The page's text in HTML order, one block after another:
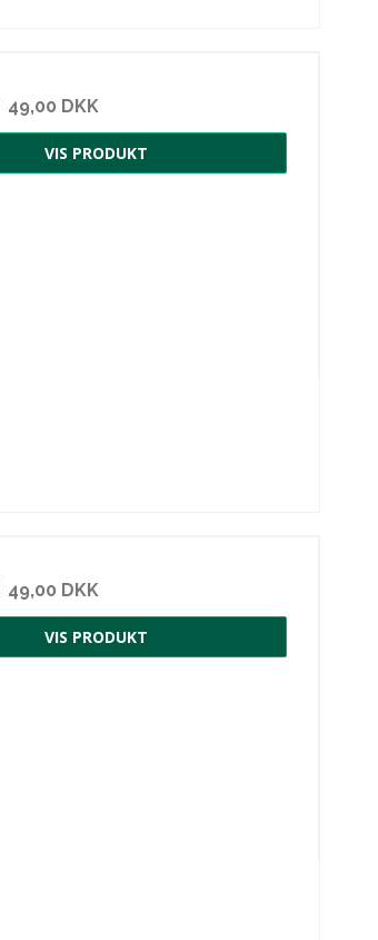
49,00 DKK
VIS PRODUKT
49,00 DKK
VIS PRODUKT